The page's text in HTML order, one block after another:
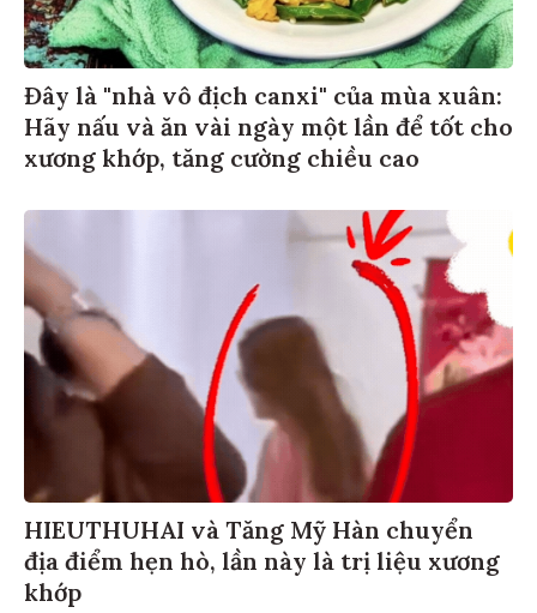
Đây là "nhà vô địch canxi" của mùa xuân:
Hãy nấu và ăn vài ngày một lần để tốt cho
xương khớp, tăng cường chiều cao
HIEUTHUHAI và Tăng Mỹ Hàn chuyển
địa điểm hẹn hò, lần này là trị liệu xương
khớp